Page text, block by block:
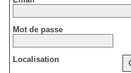
Mot de passe
Localisation